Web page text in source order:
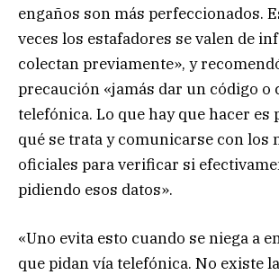
engaños son más perfeccionados.
veces los estafadores se valen de
colectan previamente», y
precaución «jamás dar un código o
telefónica. Lo que hay que hacer es
qué se trata y comunicarse con los
oficiales para verificar si
pidiendo esos datos».
«Uno evita esto cuando se niega a
que pidan vía telefónica. No existe